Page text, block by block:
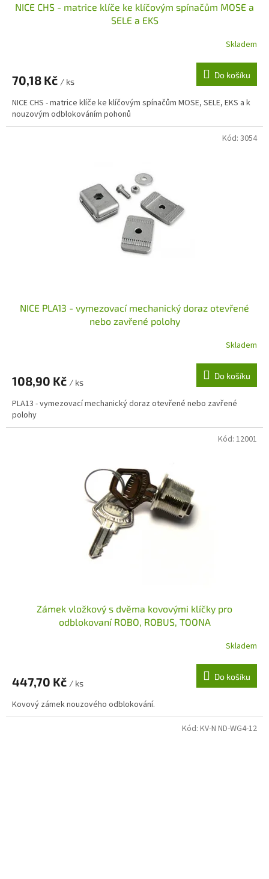
NICE CHS - matrice klíče ke klíčovým spínačům MOSE a
SELE a EKS
Skladem
70,18 Kč / ks
Do košíku
NICE CHS - matrice klíče ke klíčovým spínačům MOSE, SELE, EKS a k
nouzovým odblokováním pohonů
NICE PLA13 - vymezovací mechanický doraz otevřené
nebo zavřené polohy
Skladem
108,90 Kč / ks
Do košíku
PLA13 - vymezovací mechanický doraz otevřené nebo zavřené
polohy
Kód: 3054
Zámek vložkový s dvěma kovovými klíčky pro
odblokovaní ROBO, ROBUS, TOONA
Skladem
447,70 Kč / ks
Do košíku
Kovový zámek nouzového odblokování.
Kód: 12001
Kód: KV-N ND-WG4-12